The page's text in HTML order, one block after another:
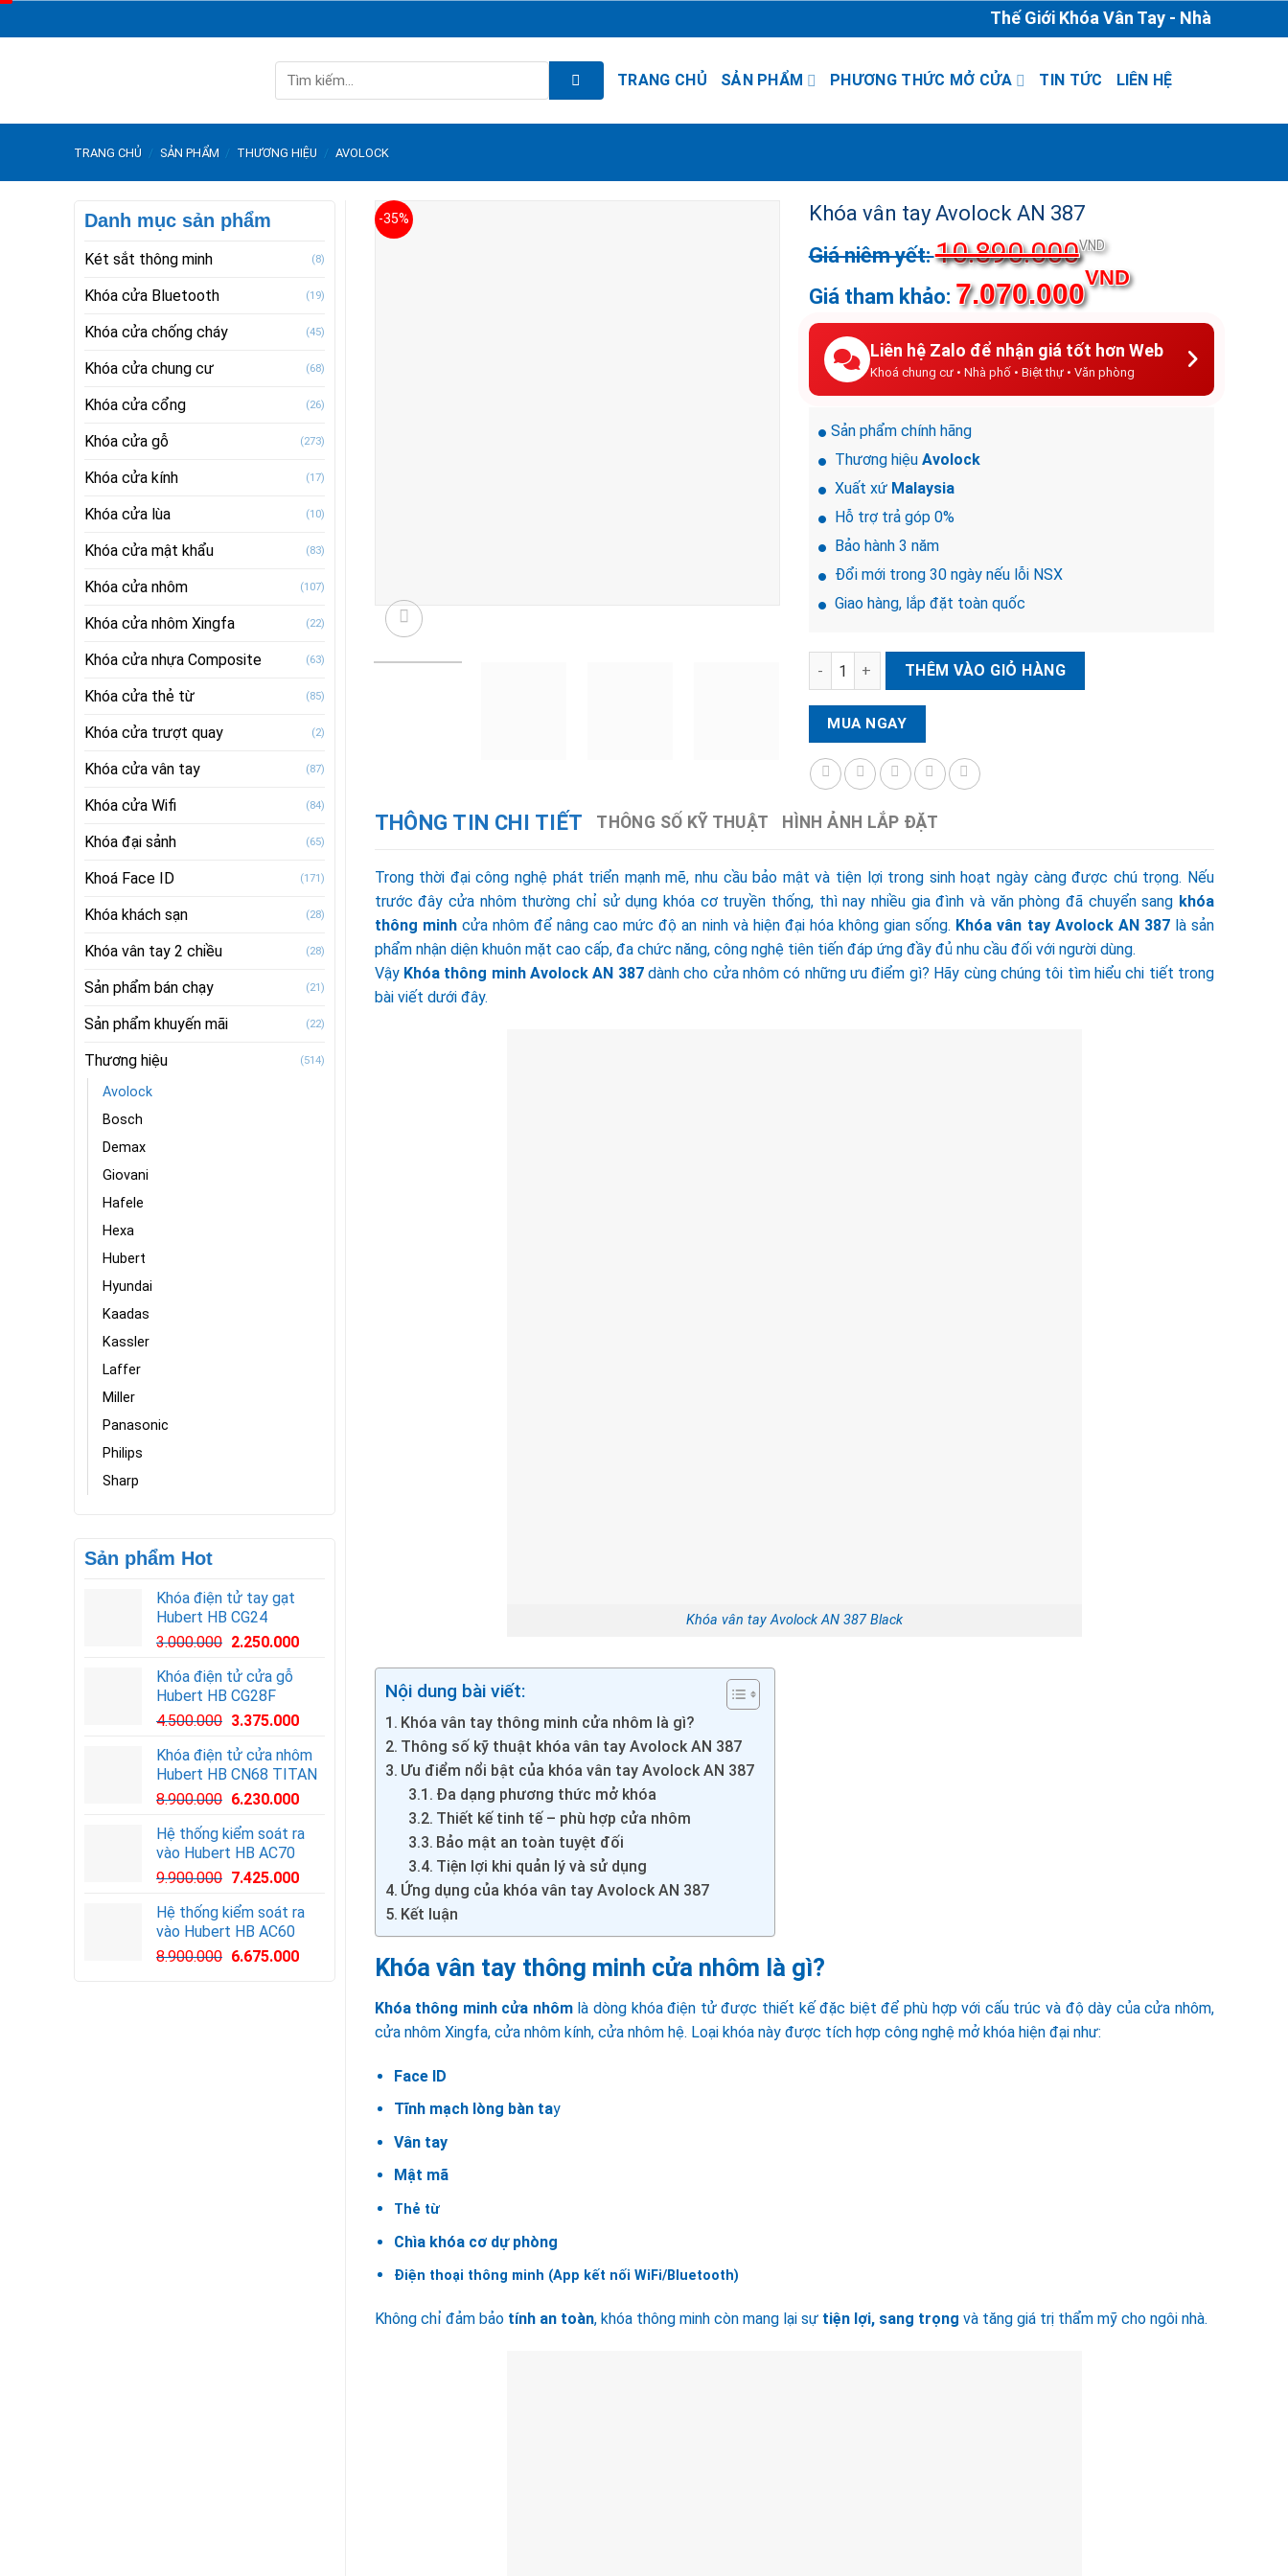
to
Thế Giới Khóa Vân Tay - Nhà Phân Phối &
kiếm:
TRANG CHỦ SẢN PHẨM PHƯƠNG THỨC MỞ CỬA TIN TỨC LIÊN HỆ
TRANG CHỦ / SẢN PHẨM / THƯƠNG HIỆU / AVOLOCK
Danh mục sản phẩm
Két sắt thông minh (8)
Khóa cửa Bluetooth (19)
Khóa cửa chống cháy (45)
Khóa cửa chung cư (68)
Khóa cửa cổng (26)
Khóa cửa gỗ (273)
Khóa cửa kính (17)
Khóa cửa lùa (10)
Khóa cửa mật khẩu (83)
Khóa cửa nhôm (107)
Khóa cửa nhôm Xingfa (22)
Khóa cửa nhựa Composite (63)
Khóa cửa thẻ từ (85)
Khóa cửa trượt quay (2)
Khóa cửa vân tay (87)
Khóa cửa Wifi (84)
Khóa đại sảnh (65)
Khoá Face ID (171)
Khóa khách sạn (28)
Khóa vân tay 2 chiều (28)
Sản phẩm bán chạy (21)
Sản phẩm khuyến mãi (22)
Thương hiệu (514)
Avolock
Bosch
Demax
Giovani
Hafele
Hexa
Hubert
Hyundai
Kaadas
Kassler
Laffer
Miller
Panasonic
Philips
Sharp
Sản phẩm Hot
Khóa điện tử tay gạt
Hubert HB CG24
3.000.000 2.250.000
Khóa điện tử cửa gỗ
Hubert HB CG28F
4.500.000 Giá
là:
4.500.000VND.
3.375.000Giá
tại
là:
3.375.000VND.
Khóa điện tử cửa nhôm
Hubert HB CN68 TITAN
8.900.000 6.230.000
Hệ thống kiểm soát ra
vào Hubert HB AC70
9.900.000 Giá
là:
9.900.000VND.
7.425.000Giá
tại
7.425.000VND.
Hệ thống kiểm soát ra
vào Hubert HB AC60
8.900.000 Giá
6.675.000Giá
6.675.000VND.
-35% Khóa vân tay Avolock AN 387
10.890.000VNDGiá
gốc
là:
10.890.000VND.
7.070.000
VNDGiá
tại
là:
7.070.000VND.
Liên hệ Zalo để nhận giá tốt hơn Web
Khoá chung cư • Nhà phố • Biệt thự • Văn phòng
Sản phẩm chính hãng
Thương hiệu Avolock
Xuất xứ Malaysia
Hỗ trợ trả góp 0%
Bảo hành 3 năm
Đổi mới trong 30 ngày nếu lỗi NSX
Giao hàng, lắp đặt toàn quốc
Khóa vân tay Avolock AN 387 số lượng
THÊM VÀO GIỎ HÀNG
MUA NGAY
THÔNG TIN CHI TIẾT THÔNG SỐ KỸ THUẬT HÌNH ẢNH LẮP ĐẶT
Trong thời đại công nghệ phát triển mạnh mẽ, nhu cầu bảo mật và tiện lợi trong sinh hoạt ngày càng được chú trọng. Nếu
trước đây cửa nhôm thường chỉ sử dụng khóa cơ truyền thống, thì nay nhiều gia đình và văn phòng đã chuyển sang khóa
thông minhcửa nhôm để nâng cao mức độ an ninh và hiện đại hóa không gian sống. Khóa vân tay Avolock AN 387là sản
phẩm nhận diện khuôn mặt cao cấp, đa chức năng, công nghệ tiên tiến đáp ứng đầy đủ nhu cầu đối với người dùng.
Vậy Khóa thông minh Avolock AN 387dành cho cửa nhôm có những ưu điểm gì? Hãy cùng chúng tôi tìm hiểu chi tiết trong
bài viết dưới đây.
Khóa vân tay Avolock AN 387 Black
Nội dung bài viết:
Khóa vân tay thông minh cửa nhôm là gì?
Thông số kỹ thuật khóa vân tay Avolock AN 387
Ưu điểm nổi bật của khóa vân tay Avolock AN 387
Đa dạng phương thức mở khóa
Thiết kế tinh tế – phù hợp cửa nhôm
Bảo mật an toàn tuyệt đối
Tiện lợi khi quản lý và sử dụng
Ứng dụng của khóa vân tay Avolock AN 387
Kết luận
Khóa vân tay thông minh cửa nhôm là gì?
Khóa thông minh cửa nhômlà dòng khóa điện tử được thiết kế đặc biệt để phù hợp với cấu trúc và độ dày của cửa nhôm,
cửa nhôm Xingfa, cửa nhôm kính, cửa nhôm hệ. Loại khóa này được tích hợp công nghệ mở khóa hiện đại như:
Face ID
Tĩnh mạch lòng bàn tay
Vân tay
Mật mã
Thẻ từ
Chìa khóa cơ dự phòng
Điện thoại thông minh (App kết nối WiFi/Bluetooth)
Không chỉ đảm bảo tính an toàn, khóa thông minh còn mang lại sự tiện lợi, sang trọng và tăng giá trị thẩm mỹ cho ngôi nhà.